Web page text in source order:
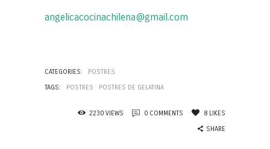
angelicacocinachilena@gmail.com
CATEGORIES:
POSTRES
TAGS:
POSTRES POSTRES DE GELATINA
2230 VIEWS 0 COMMENTS 8 LIKES
SHARE